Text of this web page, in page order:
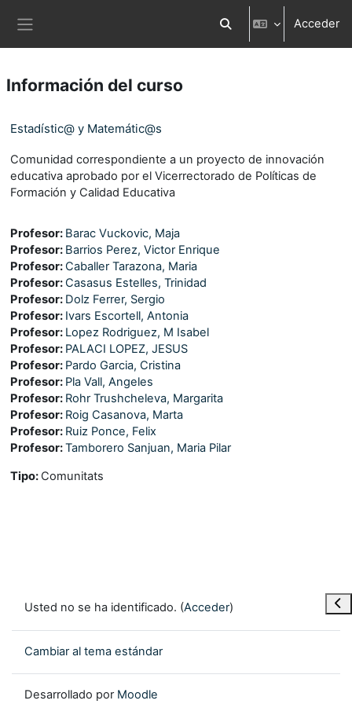
Selector de búsqueda
Acceder
Información del curso
Estadístic@ y Matemátic@s
Comunidad correspondiente a un proyecto de innovación
educativa aprobado por el Vicerrectorado de Políticas de
Formación y Calidad Educativa
Profesor: Barac Vuckovic, Maja
Profesor: Barrios Perez, Victor Enrique
Profesor:Caballer Tarazona, Maria
Profesor:Casasus Estelles, Trinidad
Profesor: Dolz Ferrer, Sergio
Profesor: Ivars Escortell, Antonia
Profesor: Lopez Rodriguez, M Isabel
Profesor: PALACI LOPEZ, JESUS
Profesor: Pardo Garcia, Cristina
Profesor: Pla Vall, Angeles
Profesor: Rohr Trushcheleva, Margarita
Profesor: Roig Casanova, Marta
Profesor: Ruiz Ponce, Felix
Profesor:Tamborero Sanjuan, Maria Pilar
Tipo: Comunitats
Usted no se ha identificado. (Acceder)
Cambiar al tema estándar
Desarrollado por Moodle